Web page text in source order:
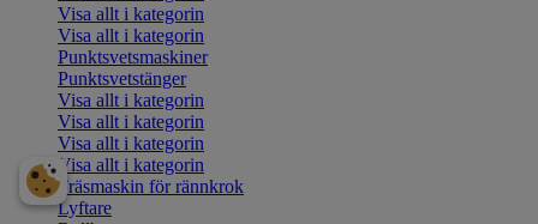
Visa allt i kategorin
Visa allt i kategorin
Punktsvetsmaskiner
Punktsvetstänger
Visa allt i kategorin
Visa allt i kategorin
Visa allt i kategorin
Visa allt i kategorin
Fräsmaskin för rännkrok
Lyftare